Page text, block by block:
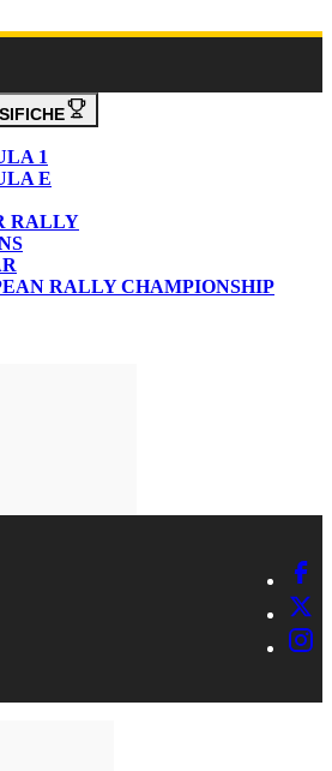
1
E
RALLY
RALLY CHAMPIONSHIP